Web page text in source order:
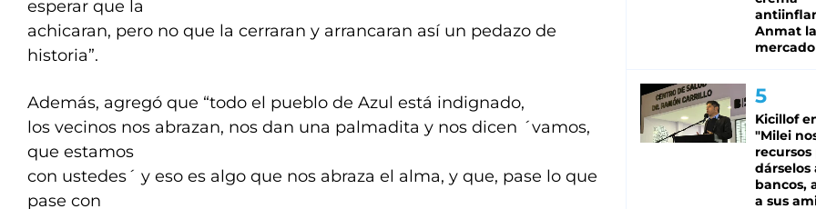
esperar que la
achicaran, pero no que la cerraran y arrancaran así un pedazo de
historia”.
Además, agregó que “todo el pueblo de Azul está indignado,
los vecinos nos abrazan, nos dan una palmadita y nos dicen ´vamos,
que estamos
con ustedes´ y eso es algo que nos abraza el alma, y que, pase lo que
pase con
Anmat
mercado
Kicillof
"Milei
recursos
dárselos
bancos,
a sus